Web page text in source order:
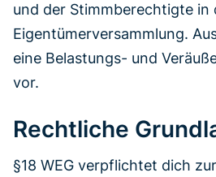
und der Stimmberechtigte in
Eigentümerversammlung.
eine Belastungs- und
vor.
Rechtliche
§18 WEG verpflichtet dich